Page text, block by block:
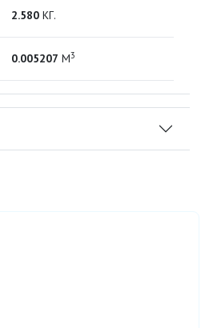
2.580 КГ.
0.005207 М3